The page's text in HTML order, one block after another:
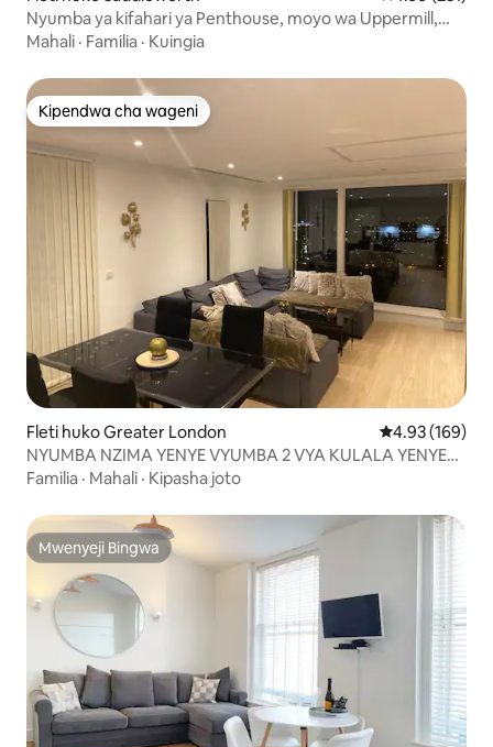
Nyumba ya kifahari ya Penthouse, moyo wa Uppermill,
Saddleworth
Mahali · Familia · Kuingia
Kipendwa cha wageni
Kipendwa cha wageni
Fleti huko Greater London Ukadiriaji wa
4.93 (169)
NYUMBA NZIMA YENYE VYUMBA 2 VYA KULALA YENYE
MTARO MKUBWA WA KUJITEGEMEA
Familia · Mahali · Kipasha joto
Mwenyeji Bingwa
Mwenyeji Bingwa